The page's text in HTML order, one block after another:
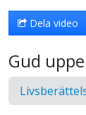
Dela video
Gud